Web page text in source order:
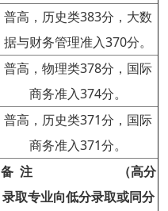
普高，历史类383分，大数
据与财务管理准入370分。
普高，物理类378分，国际
商务准入374分。
普高，历史类371分，国际
商务准入371分。
备 注 （高分
录取专业向低分录取或同分